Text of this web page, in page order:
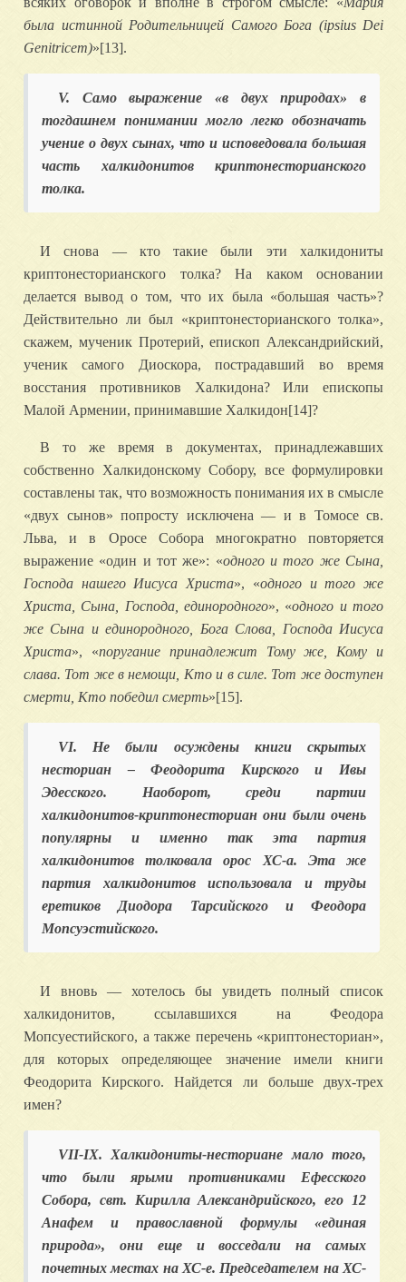
была истинной Родительницей Самого Бога (ipsius Dei
Genitricem)»[13].
V.
Само выражение «в двух природах» в
тогдашнем понимании могло легко обозначать
учение о двух сынах, что и исповедовала большая
часть халкидонитов криптонесторианского
толка.
И снова — кто такие были эти халкидониты
криптонесторианского толка? На каком основании
делается вывод о том, что их была «большая часть»?
Действительно ли был «криптонесторианского толка»,
скажем, мученик Протерий, епископ Александрийский,
ученик самого Диоскора, пострадавший во время
восстания противников Халкидона? Или епископы
Малой Армении, принимавшие Халкидон[14]?
В то же время в документах, принадлежавших
собственно Халкидонскому Собору, все формулировки
составлены так, что возможность понимания их в смысле
«двух сынов» попросту исключена — и в Томосе св.
Льва, и в Оросе Собора многократно повторяется
выражение «один и тот же»: «одного и того же Сына,
Господа нашего Иисуса Христа», «одного и того же
Христа, Сына, Господа, единородного», «одного и того
же Сына и единородного, Бога Слова, Господа Иисуса
Христа», «поругание принадлежит Тому же, Кому и
слава. Тот же в немощи, Кто и в силе. Тот же доступен
смерти, Кто победил смерть»[15].
VI. Не были осуждены книги скрытых
несториан – Феодорита Кирского и Ивы
Эдесского. Наоборот, среди партии
халкидонитов-криптонесториан они были очень
популярны и именно так эта партия
халкидонитов толковала орос ХС-а. Эта же
партия халкидонитов использовала и труды
еретиков Диодора Тарсийского и Феодора
Мопсуэстийского.
И вновь — хотелось бы увидеть полный список
халкидонитов, ссылавшихся на Феодора
Мопсуестийского, а также перечень «криптонесториан»,
для которых определяющее значение имели книги
Феодорита Кирского. Найдется ли больше двух-трех
имен?
VII-IX. Халкидониты-несториане мало того,
что были ярыми противниками Ефесского
Собора, свт. Кирилла Александрийского, его 12
Анафем и православной формулы «единая
природа», они еще и восседали на самых
почетных местах на ХС-е. Председателем на ХС-